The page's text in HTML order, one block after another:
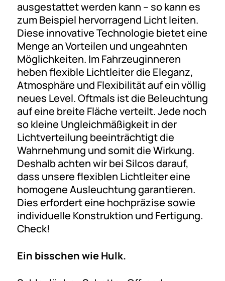
ausgestattet werden kann – so kann es
zum Beispiel hervorragend Licht leiten.
Diese innovative Technologie bietet eine
Menge an Vorteilen und ungeahnten
Möglichkeiten. Im Fahrzeuginneren
heben flexible Lichtleiter die Eleganz,
Atmosphäre und Flexibilität auf ein völlig
neues Level. Oftmals ist die Beleuchtung
auf eine breite Fläche verteilt. Jede noch
so kleine Ungleichmäßigkeit in der
Lichtverteilung beeinträchtigt die
Wahrnehmung und somit die Wirkung.
Deshalb achten wir bei Silcos darauf,
dass unsere flexiblen Lichtleiter eine
homogene Ausleuchtung garantieren.
Dies erfordert eine hochpräzise sowie
individuelle Konstruktion und Fertigung.
Check!
Ein bisschen wie Hulk.